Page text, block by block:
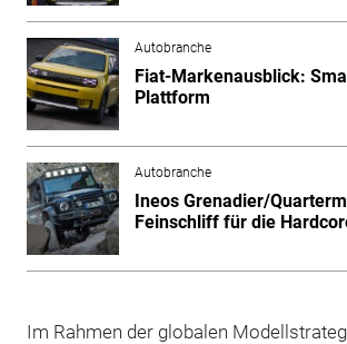
Autobranche
Fiat-Markenausblick:
Plattform
Autobranche
Ineos Grenadier/
Feinschliff für die
Im Rahmen der globalen